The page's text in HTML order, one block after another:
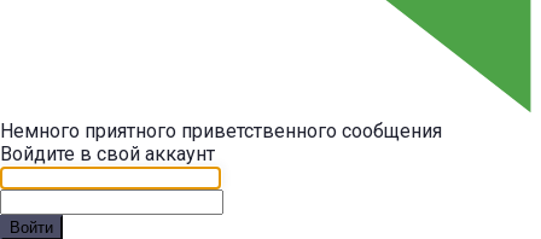
Немного приятного приветственного сообщения
Войдите в свой аккаунт
Войти